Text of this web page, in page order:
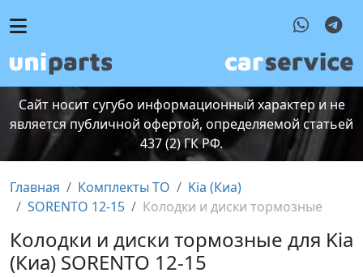
Сайт носит сугубо информационный характер и не
является публичной офертой, определяемой статьей
437 (2) ГК РФ.
Главная Комплекты ТО
Kia (Киа)
SORENTO 12-15
Колодки и диски тормозные
Колодки и диски тормозные для Kia
(Киа) SORENTO 12-15